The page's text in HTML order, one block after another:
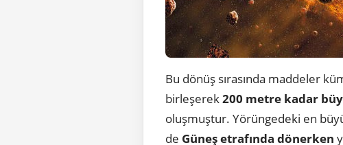
Bu dönüş sırasında maddeler
birleşerek200 metre kadar
oluşmuştur. Yörüngedeki en
de Güneş etrafında dönerken